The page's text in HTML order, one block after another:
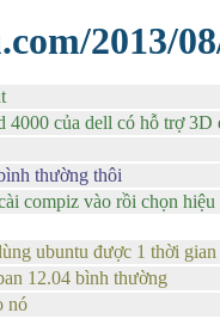
2013/
4000 của dell có hỗ trợ 3D
thường thôi
compiz vào rồi chọn
ubuntu được 1 thời
12.04 bình thường
nó